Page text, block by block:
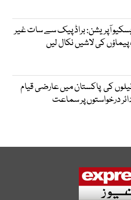
آپریشن: براڈ پیک سے سات غیر
کی لاشیں نکال لیں
کی پاکستان میں عارضی قیام
درخواستوں پر سماعت